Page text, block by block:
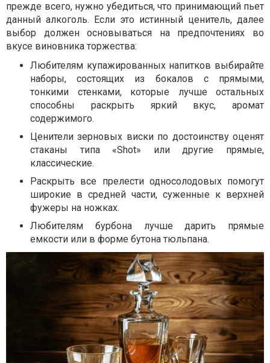
прежде всего, нужно убедиться, что принимающий пьет
данный алкоголь. Если это истинный ценитель, далее
выбор должен основываться на предпочтениях во
вкусе виновника торжества:
Любителям купажированных напитков выбирайте
наборы, состоящих из бокалов с прямыми,
тонкими стенками, которые лучше остальных
способны раскрыть яркий вкус, аромат
содержимого.
Ценители зерновых виски по достоинству оценят
стаканы типа «Shot» или другие прямые,
классические.
Раскрыть все прелести односолодовых помогут
широкие в средней части, суженные к верхней
фужеры на ножках.
Любителям бурбона лучше дарить прямые
емкости или в форме бутона тюльпана.